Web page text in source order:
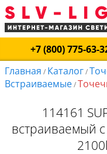
+7 (800) 775-63-
Главная / Каталог/
Встраиваемые/
114161
встраиваемый с